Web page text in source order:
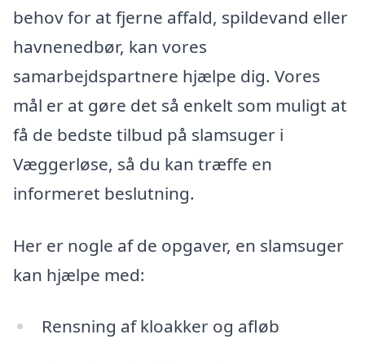
behov for at fjerne affald, spildevand eller
havnenedbør, kan vores
samarbejdspartnere hjælpe dig. Vores
mål er at gøre det så enkelt som muligt at
få de bedste tilbud på slamsuger i
Væggerløse, så du kan træffe en
informeret beslutning.
Her er nogle af de opgaver, en slamsuger
kan hjælpe med:
Rensning af kloakker og afløb